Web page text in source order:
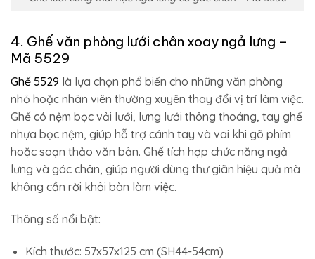
4. Ghế văn phòng lưới chân xoay ngả lưng –
Mã 5529
Ghế 5529 là lựa chọn phổ biến cho những văn phòng
nhỏ hoặc nhân viên thường xuyên thay đổi vị trí làm việc.
Ghế có nệm bọc vải lưới, lưng lưới thông thoáng, tay ghế
nhựa bọc nệm, giúp hỗ trợ cánh tay và vai khi gõ phím
hoặc soạn thảo văn bản. Ghế tích hợp chức năng ngả
lưng và gác chân, giúp người dùng thư giãn hiệu quả mà
không cần rời khỏi bàn làm việc.
Thông số nổi bật:
Kích thước: 57x57x125 cm (SH44-54cm)